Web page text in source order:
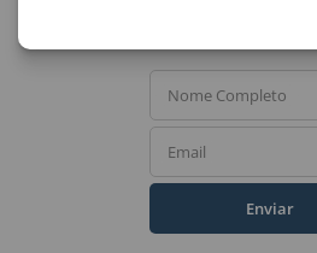
Nome Completo
Email
Enviar